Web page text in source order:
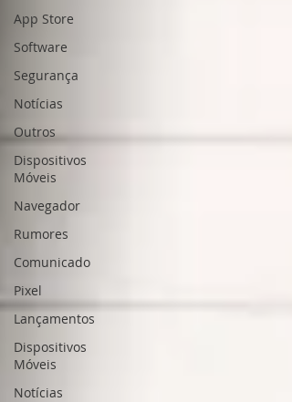
App Store
Software
Segurança
Notícias
Outros
Dispositivos
Móveis
Navegador
Rumores
Comunicado
Pixel
Lançamentos
Dispositivos
Móveis
Notícias